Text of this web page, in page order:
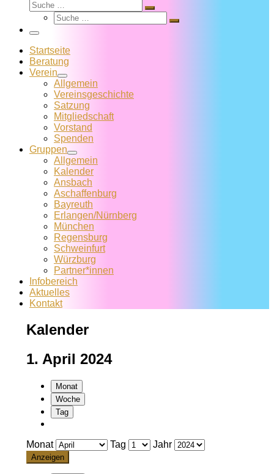
Suche
Suche
Suche
Suche
Menü
Startseite
Beratung
Verein
Allgemein
Vereins­geschichte
Satzung
Mitglied­schaft
Vorstand
Spenden
Gruppen
Allgemein
Kalender
Ansbach
Aschaffenburg
Bayreuth
Erlangen/Nürnberg
München
Regensburg
Schweinfurt
Würzburg
Partner*innen
Infobereich
Aktuelles
Kontakt
Kalender
1. April 2024
Monat
Woche
Tag
Monat Tag Jahr